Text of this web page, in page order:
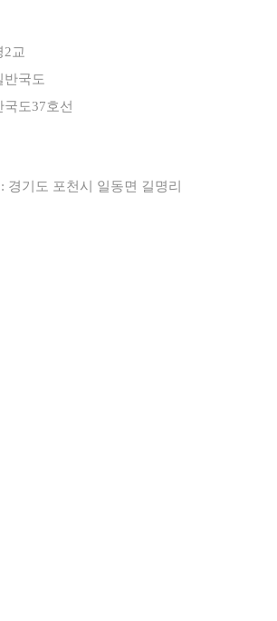
2교
반국도
국도37호선
경기도 포천시 일동면 길명리